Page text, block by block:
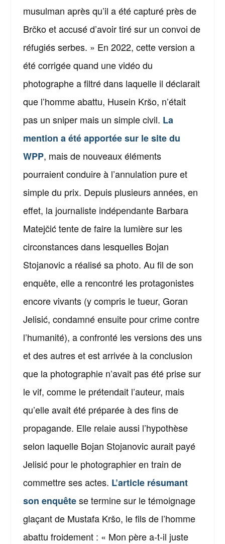
musulman après qu’il a été capturé près de
Brčko et accusé d’avoir tiré sur un convoi de
réfugiés serbes. » En 2022, cette version a
été corrigée quand une vidéo du
photographe a filtré dans laquelle il déclarait
que l’homme abattu, Husein Kršo, n’était
pas un sniper mais un simple civil. La
mention a été apportée sur le site du
WPP, mais de nouveaux éléments
pourraient conduire à l’annulation pure et
simple du prix. Depuis plusieurs années, en
effet, la journaliste indépendante Barbara
Matejčić tente de faire la lumière sur les
circonstances dans lesquelles Bojan
Stojanovic a réalisé sa photo. Au fil de son
enquête, elle a rencontré les protagonistes
encore vivants (y compris le tueur, Goran
Jelisić, condamné ensuite pour crime contre
l’humanité), a confronté les versions des uns
et des autres et est arrivée à la conclusion
que la photographie n’avait pas été prise sur
le vif, comme le prétendait l’auteur, mais
qu’elle avait été préparée à des fins de
propagande. Elle relaie aussi l’hypothèse
selon laquelle Bojan Stojanovic aurait payé
Jelisić pour le photographier en train de
commettre ses actes. L’article résumant
son enquêtese termine sur le témoignage
glaçant de Mustafa Kršo, le fils de l’homme
abattu froidement : « Mon père a-t-il juste